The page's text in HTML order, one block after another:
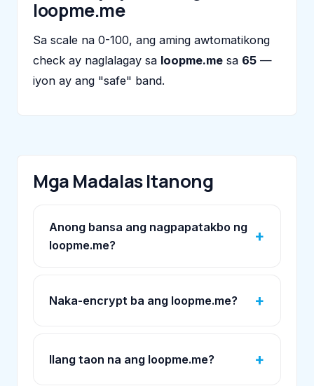
loopme.me
Sa scale na 0-100, ang aming awtomatikong
check ay naglalagay sa loopme.me sa 65 —
iyon ay ang "safe" band.
Mga Madalas Itanong
Anong bansa ang nagpapatakbo ng
loopme.me?
Naka-encrypt ba ang loopme.me?
Ilang taon na ang loopme.me?